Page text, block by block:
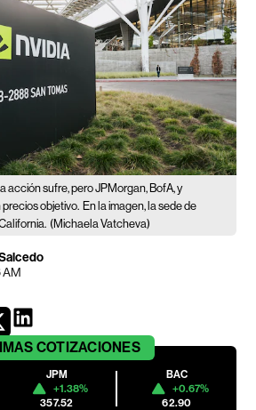
acción sufre, pero JPMorgan, BofA, y
objetivo. En la imagen, la sede de
(Michaela Vatcheva)
AM
COTIZACIONES
JPM
+1.38%
357.52
BAC
+0.67%
62.90